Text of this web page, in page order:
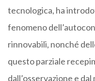
tecnologica, ha
fenomeno
rinnovabili, nonché
questo parziale
dall’osservazione e